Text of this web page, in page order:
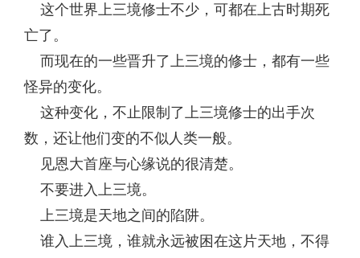
这个世界上三境修士不少，可都在上古时期死
亡了。
而现在的一些晋升了上三境的修士，都有一些
怪异的变化。
这种变化，不止限制了上三境修士的出手次
数，还让他们变的不似人类一般。
见恩大首座与心缘说的很清楚。
不要进入上三境。
上三境是天地之间的陷阱。
谁入上三境，谁就永远被困在这片天地，不得